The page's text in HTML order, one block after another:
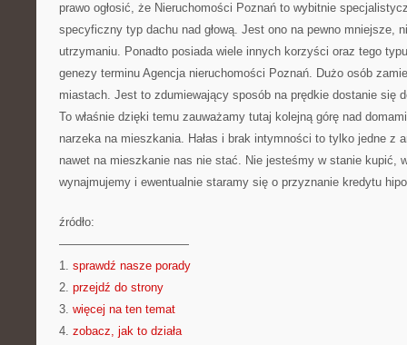
prawo ogłosić, że Nieruchomości Poznań to wybitnie
specyficzny typ dachu nad głową. Jest ono na pewno mniejsze,
utrzymaniu. Ponadto posiada wiele innych korzyści oraz tego
genezy terminu Agencja nieruchomości Poznań. Dużo osób
miastach. Jest to zdumiewający sposób na prędkie dostanie się
To właśnie dzięki temu zauważamy tutaj kolejną górę nad
narzeka na mieszkania. Hałas i brak intymności to tylko jedne z
nawet na mieszkanie nas nie stać. Nie jesteśmy w stanie kupić,
wynajmujemy i ewentualnie staramy się o przyznanie kredytu
źródło:
———————————
1. sprawdź nasze porady
2. przejdź do strony
3. więcej na ten temat
4. zobacz, jak to działa